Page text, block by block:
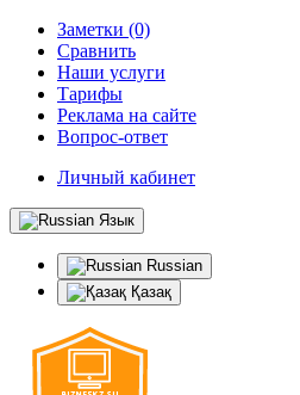
Заметки (0)
Сравнить
Наши услуги
Тарифы
Реклама на сайте
Вопрос-ответ
Личный кабинет
Язык
Russian
Қазақ